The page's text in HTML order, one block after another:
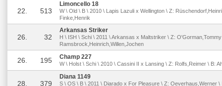
22. 513
Limoncello 18
W \ Old \ B \ 2010 \ Lapis Lazuli x Wellington \ Z:
Finke,Henrik
26. 32
Arkansas Striker
H \ ISH \ Schi \ 2011 \ Arkansas x Maltstriker \ Z:
Ramsbrock,Heinrich,Willen,Jochen
26. 195 Champ 227
W \ Holst \ Schi \ 2010 \ Cassini II x Lansing \ Z: Rolfs,Reimer \ B:
28. 379
Diana 1149
S \ OS \ B \ 2011 \ Diarado x For Pleasure \ Z: Oeverhaus,Werner \